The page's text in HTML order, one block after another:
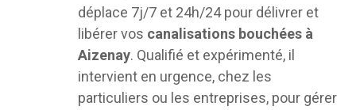
déplace 7j/7 et 24h/24 pour délivrer et
libérer vos canalisations bouchées à
Aizenay. Qualifié et expérimenté, il
intervient en urgence, chez les
particuliers ou les entreprises, pour gérer